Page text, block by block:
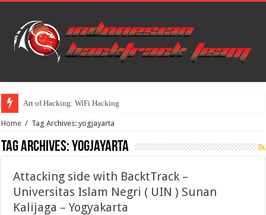
Art of Hacking: WiFi Hacking
Home / Tag Archives: yogjayarta
Tag Archives:yogjayarta
Attacking side with BacktTrack –
Universitas Islam Negri ( UIN ) Sunan
Kalijaga – Yogyakarta